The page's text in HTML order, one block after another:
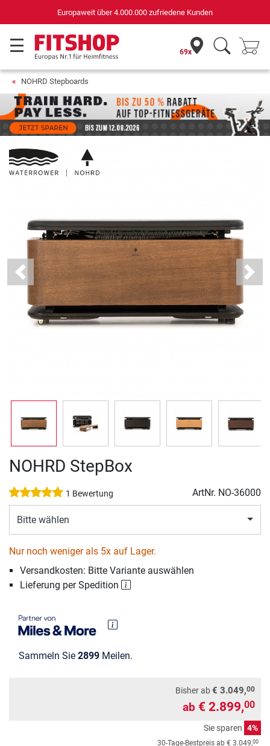
für Sportgeräte (n-tv+DISQ 2016-2024)
69x
NOHRD Stepboards
Previous Next
NOHRD StepBox
1 Bewertung ArtNr. NO-36000
Bitte wählen
Nur noch weniger als 5x auf Lager.
Versandkosten: Bitte Variante auswählen
Lieferung per Spedition
Sammeln Sie 2899 Meilen.
Bisher ab€ 3.049,00
ab € 2.899,00
Sie sparen 4%
30-Tage-Bestpreis ab € 3.049,00